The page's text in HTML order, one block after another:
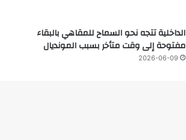
الداخلية تتجه نحو السماح للمقاهي بالبقاء
مفتوحة إلى وقت متأخر بسبب المونديال
2026-06-09